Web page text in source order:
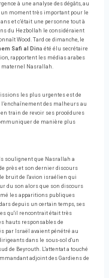
à une analyse des dégâts, au
moment très important pour le
et c’était une personne tout à
du Hezbollah le considéraient
Wood. Tard ce dimanche, le
Safi al Dina été élu secrétaire
rapportent les médias arabes
maternel Nasrallah.
les plus urgentes est de
des malheurs au
train de revoir ses procédures
de manière plus
soulignent que Nasrallah a
près et son dernier discours
bruit de l'avion israélien qui
du son alors que son discours
les apparitions publiques
depuis un certain temps, ses
qu'il rencontrait était très
hauts responsables de
par Israël avaient pénétré au
dans le sous-sol d'un
de Beyrouth. L'attentat a touché
adjoint des Gardiens de